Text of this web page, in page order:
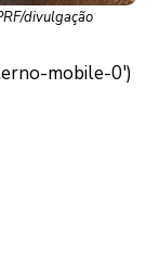
divulgação